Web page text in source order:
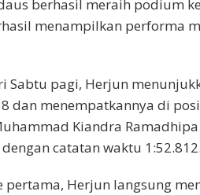
berhasil meraih podium
menampilkan performa
Sabtu pagi, Herjun
dan menempatkannya di
Kiandra
catatan waktu 1:52.812.
Herjun langsung